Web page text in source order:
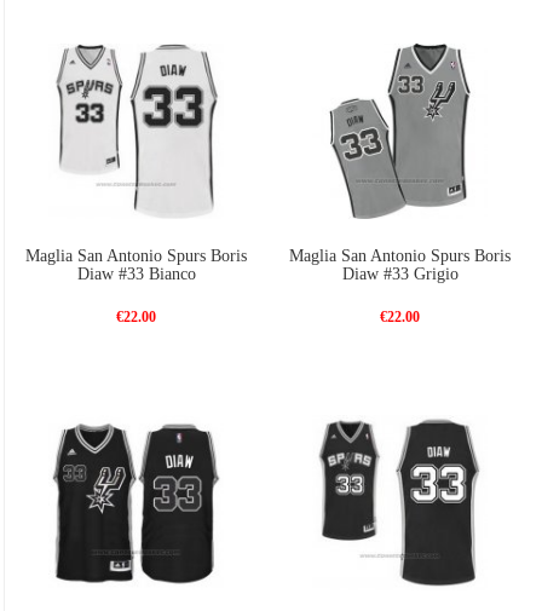
Maglia San Antonio Spurs Boris
Diaw #33 Bianco
€22.00
Maglia San Antonio Spurs Boris
Diaw #33 Grigio
€22.00